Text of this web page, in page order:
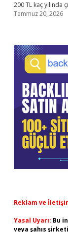
200 TL kaç yılında
Temmuz 20, 2026
Reklam ve
Yasal Uyarı: Bu
veya şahıs